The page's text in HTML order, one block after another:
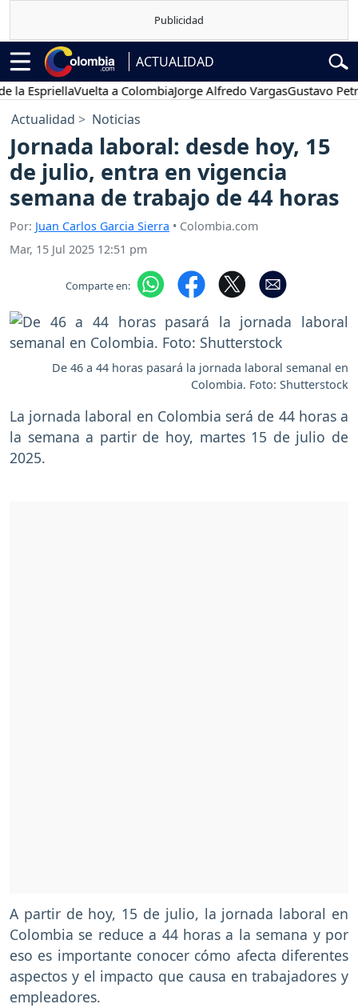
ACTUALIDAD
Vuelta a ColombiaJorge Alfredo VargasGustavo Petro
Actualidad Noticias
Jornada laboral: desde hoy, 15
de julio, entra en vigencia
semana de trabajo de 44 horas
Por: Juan Carlos Garcia Sierra • Colombia.com
Mar, 15 Jul 2025 12:51 pm
Comparte en:
De 46 a 44 horas pasará la jornada laboral semanal en
Colombia. Foto: Shutterstock
La jornada laboral en Colombia será de 44 horas a
la semana a partir de hoy, martes 15 de julio de
2025.
A partir de hoy, 15 de julio, la jornada laboral en
Colombia se reduce a 44 horas a la semana y por
eso es importante conocer cómo afecta diferentes
aspectos y el impacto que causa en trabajadores y
empleadores.